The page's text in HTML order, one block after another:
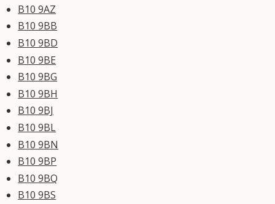
B10 9AZ
B10 9BB
B10 9BD
B10 9BE
B10 9BG
B10 9BH
B10 9BJ
B10 9BL
B10 9BN
B10 9BP
B10 9BQ
B10 9BS